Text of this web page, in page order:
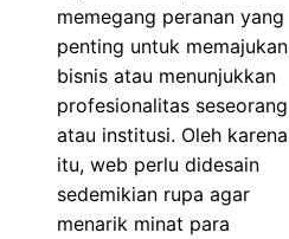
memegang peranan yang
penting untuk memajukan
bisnis atau menunjukkan
profesionalitas seseorang
atau institusi. Oleh karena
itu, web perlu didesain
sedemikian rupa agar
menarik minat para